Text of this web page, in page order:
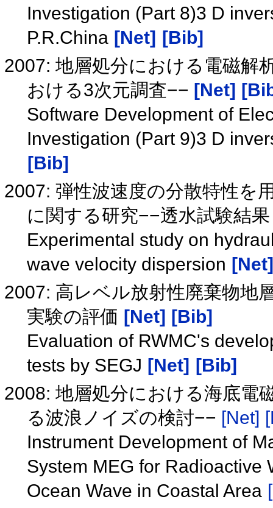
Investigation (Part 8)3 D
P.R.China [Net] [Bib]
2007: 地層処分における電磁解
おける3次元調査−− [Net]
Software Development of
Investigation (Part 9)3 D
[Bib]
2007: 弾性波速度の分散特性を
に関する研究−−透水試験結
Experimental study on
wave velocity dispersion [Net]
2007: 高レベル放射性廃棄物地
実験の評価 [Net] [Bib]
Evaluation of RWMC's
tests by SEGJ [Net]
[Bib]
2008: 地層処分における海底電
る波浪ノイズの検討−− [Net]
Instrument Development of
System MEG for Radioactive
Ocean Wave in Coastal Area